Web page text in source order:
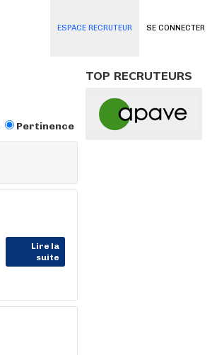
SE CONNECTER
ESPACE RECRUTEUR
Pertinence
Lire la
suite
TOP RECRUTEURS